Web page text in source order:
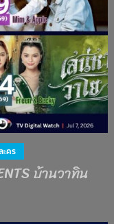
ะคร
บ้านวาทิน